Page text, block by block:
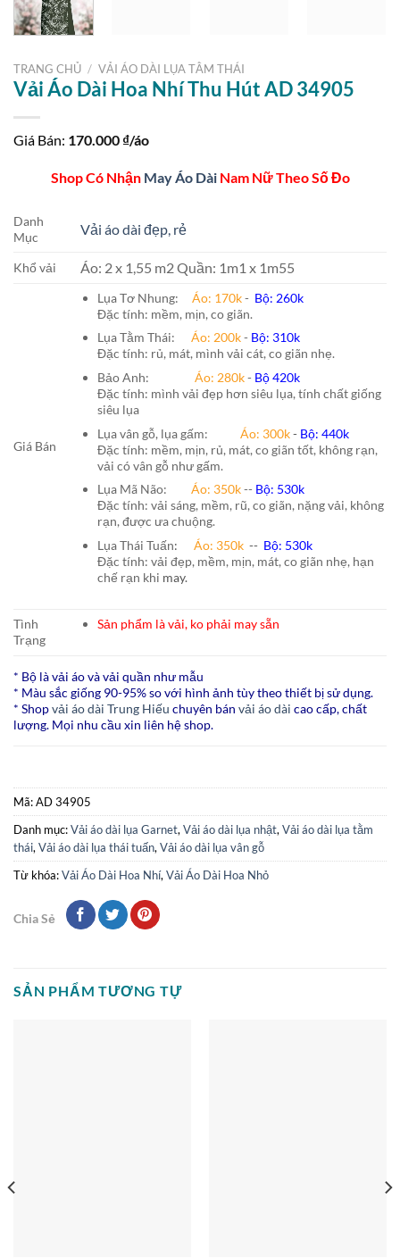
TRANG CHỦ / VẢI ÁO DÀI LỤA TẰM THÁI
Vải Áo Dài Hoa Nhí Thu Hút AD 34905
Giá Bán: 170.000 ₫/áo
Shop Có Nhận May Áo DàiNam Nữ Theo Số Đo
Danh
Mục
Vải áo dài đẹp, rẻ
Khổ vải Áo: 2 x 1,55 m2 Quần: 1m1 x 1m55
Giá Bán
Lụa Tơ Nhung: Áo: 170k- Bộ: 260k
Đặc tính: mềm, mịn, co giãn.
Lụa Tằm Thái: Áo: 200k- Bộ: 310k
Đặc tính: rủ, mát, mình vải cát, co giãn nhẹ.
Bảo Anh: Áo: 280k- Bộ 420k
Đặc tính: mình vải đẹp hơn siêu lụa, tính chất giống
siêu lụa
Lụa vân gỗ, lụa gấm: Áo: 300k- Bộ: 440k
Đặc tính: mềm, mịn, rủ, mát, co giãn tốt, không rạn,
vải có vân gỗ như gấm.
Lụa Mã Não: Áo: 350k-- Bộ: 530k
Đặc tính: vải sáng, mềm, rũ, co giãn, nặng vải, không
rạn, được ưa chuộng.
Lụa Thái Tuấn: Áo: 350k-- Bộ: 530k
Đặc tính: vải đẹp, mềm, mịn, mát, co giãn nhẹ, hạn
chế rạn khi may.
Tình
Trạng
Sản phẩm là vải, ko phải may sẵn
* Bộ là vải áo và vải quần như mẫu
* Màu sắc giống 90-95% so với hình ảnh tùy theo thiết bị sử dụng.
* Shopvải áo dài Trung Hiếu chuyên bán vải áo dài cao cấp, chất
lượng. Mọi nhu cầu xin liên hệ shop.
Mã:AD 34905
Danh mục:Vải áo dài lụa Garnet, Vải áo dài lụa nhật, Vải áo dài lụa tằm
thái, Vải áo dài lụa thái tuấn, Vải áo dài lụa vân gỗ
Từ khóa:Vải Áo Dài Hoa Nhí, Vải Áo Dài Hoa Nhỏ
Chia Sẻ
SẢN PHẨM TƯƠNG TỰ